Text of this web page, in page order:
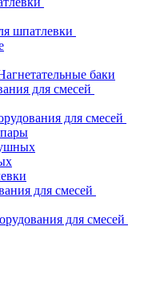
шпатлевки
баки
для смесей
для смесей
для смесей
для смесей